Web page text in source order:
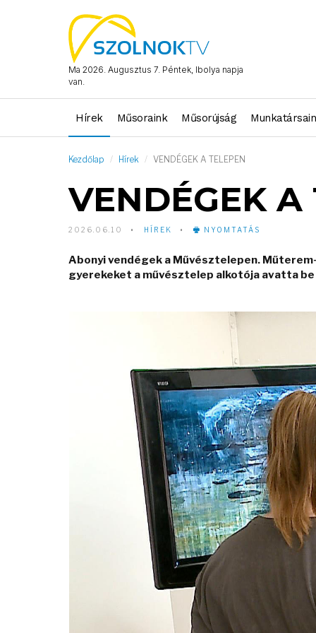
Ma 2026. Augusztus 7. Péntek, Ibolya napja
van.
Hírek Műsoraink Műsorújság
Kezdőlap Hírek VENDÉGEK A TELEPEN
VENDÉGEK A
2026.06.10 HÍREK NYOMTATÁS
Abonyi vendégek a Művésztelepen.
gyerekeket a művésztelep alkotója avatta